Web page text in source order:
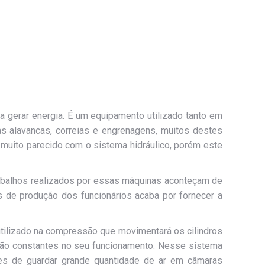
energia. É um equipamento utilizado tanto em
alavancas, correias e engrenagens, muitos destes
parecido com o sistema hidráulico, porém este
realizados por essas máquinas aconteçam de
produção dos funcionários acaba por fornecer a
na compressão que movimentará os cilindros
constantes no seu funcionamento. Nesse sistema
guardar grande quantidade de ar em câmaras